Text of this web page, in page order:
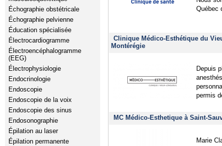
Échographie obstétricale
Échographie pelvienne
Éducation spécialisée
Électrocardiogramme
Électroencéphalogramme
(EEG)
Électrophysiologie
Endocrinologie
Endoscopie
Endoscopie de la voix
Endoscopie des sinus
Endosonographie
Épilation au laser
Épilation permanente
Québec
Clinique Médico-Esthétique du
Montérégie
Depuis
permis
MC Médico-Esthetique à Saint-
Marie